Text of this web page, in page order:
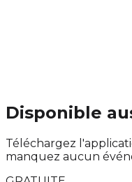
Disponible
Téléchargez
manquez aucun